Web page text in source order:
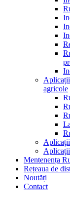
Aplicații
agricole
Mentenența
Rețeaua de
Noutăți
Contact